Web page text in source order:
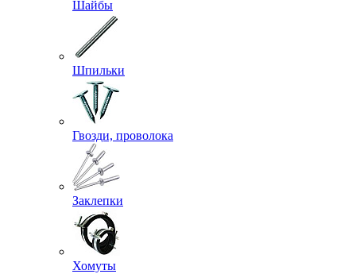
Шайбы
Шпильки
Гвозди, проволока
Заклепки
Хомуты